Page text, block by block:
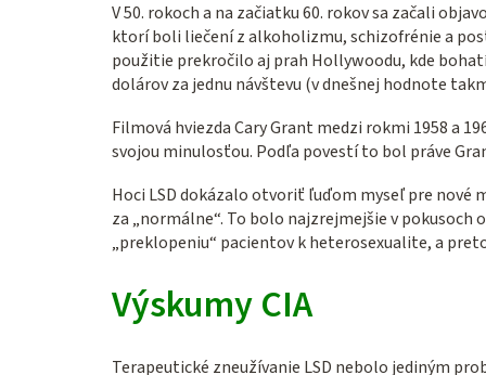
V 50. rokoch a na začiatku 60. rokov sa začali
ktorí boli liečení z alkoholizmu, schizofrénie a
použitie prekročilo aj prah Hollywoodu, kde
dolárov za jednu návštevu (v dnešnej hodnote
Filmová hviezda Cary Grant medzi rokmi 1958 a
svojou minulosťou. Podľa povestí to bol práve
Hoci LSD dokázalo otvoriť ľuďom myseľ pre
za „normálne“. To bolo najzrejmejšie v
„preklopeniu“ pacientov k heterosexualite, a
Výskumy CIA
Terapeutické zneužívanie LSD nebolo jediným